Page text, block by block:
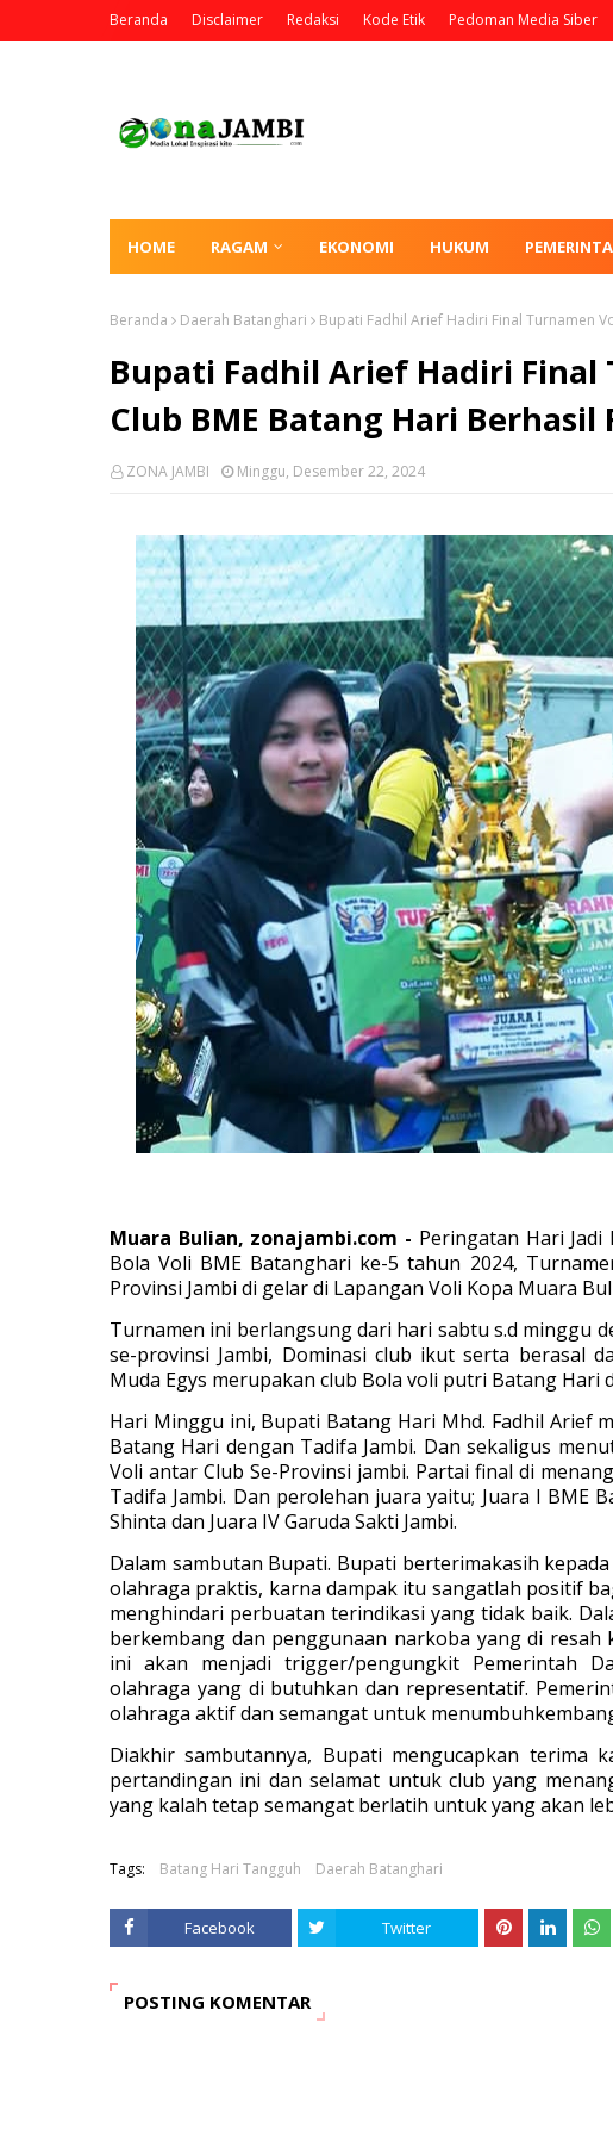
Beranda Disclaimer Redaksi Kode Etik Pedoman Media Siber
HOME RAGAM EKONOMI HUKUM
Beranda Daerah Batanghari Bupati Fadhil Arief Hadiri Final Turnamen
Bupati Fadhil Arief Hadiri
Club BME Batang Hari Berhasil
ZONA JAMBI Minggu, Desember 22, 2024
Muara Bulian, zonajambi.com - Peringatan Hari
Bola Voli BME Batanghari ke-5 tahun 2024,
Provinsi Jambi di gelar di Lapangan Voli Kopa Muara
Turnamen ini berlangsung dari hari sabtu s.d minggu
se-provinsi Jambi, Dominasi club ikut serta berasal
Muda Egys merupakan club Bola voli putri Batang Hari
Hari Minggu ini, Bupati Batang Hari Mhd. Fadhil Arief
Batang Hari dengan Tadifa Jambi. Dan sekaligus
Voli antar Club Se-Provinsi jambi. Partai final di
Tadifa Jambi. Dan perolehan juara yaitu; Juara I BME
Shinta dan Juara IV Garuda Sakti Jambi.
Dalam sambutan Bupati. Bupati berterimakasih
olahraga praktis, karna dampak itu sangatlah positif
menghindari perbuatan terindikasi yang tidak baik.
berkembang dan penggunaan narkoba yang di
ini akan menjadi trigger/pengungkit Pemerintah
olahraga yang di butuhkan dan representatif.
olahraga aktif dan semangat untuk
Diakhir sambutannya, Bupati mengucapkan terima
pertandingan ini dan selamat untuk club yang
yang kalah tetap semangat berlatih untuk yang akan
Tags: Batang Hari Tangguh Daerah Batanghari
Facebook Twitter
POSTING KOMENTAR